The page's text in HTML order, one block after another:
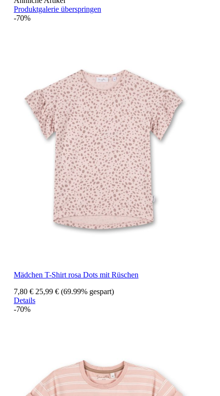
Produktgalerie überspringen
-70%
Mädchen T-Shirt rosa Dots mit Rüschen
7,80 € 25,99 € (69.99% gespart)
Details
-70%